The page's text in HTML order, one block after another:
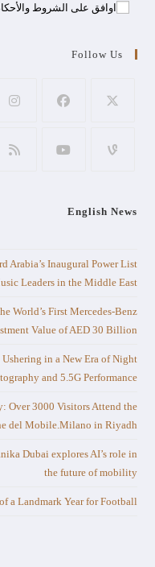
اوافق على الشروط
Follow Us
English News
Arabia’s Inaugural Power List
Leaders in the Middle East
World’s First Mercedes-Benz
Value of AED 30 Billion
in a New Era of Night
and 5.5G Performance
Over 3000 Visitors Attend the
del Mobile.Milano in Riyadh
Dubai explores AI’s role in
the future of mobility
a Landmark Year for Football